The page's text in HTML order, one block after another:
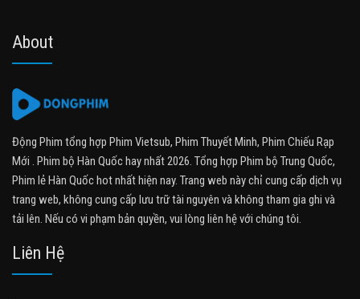
About
Động Phim tổng hợp Phim Vietsub, Phim Thuyết Minh, Phim Chiếu Rạp
Mới . Phim bộ Hàn Quốc hay nhất 2026. Tổng hợp Phim bộ Trung Quốc,
Phim lẻ Hàn Quốc hot nhất hiện nay. Trang web này chỉ cung cấp dịch vụ
trang web, không cung cấp lưu trữ tài nguyên và không tham gia ghi và
tải lên. Nếu có vi phạm bản quyền, vui lòng liên hệ với chúng tôi.
Liên Hệ